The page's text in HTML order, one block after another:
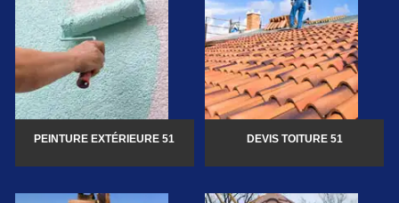
PEINTURE EXTÉRIEURE 51 DEVIS TOITURE 51